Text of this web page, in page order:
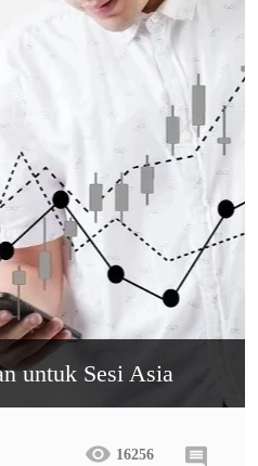
untuk Sesi Asia
16256